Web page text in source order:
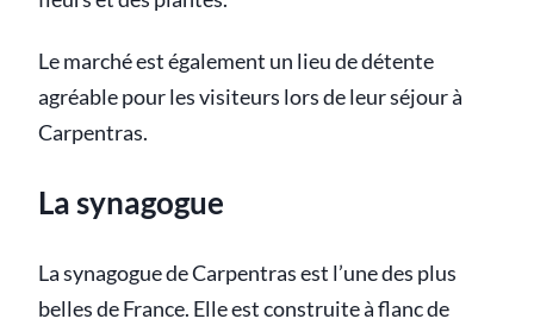
Le marché est également un lieu de détente
agréable pour les visiteurs lors de leur séjour à
Carpentras.
La synagogue
La synagogue de Carpentras est l’une des plus
belles de France. Elle est construite à flanc de